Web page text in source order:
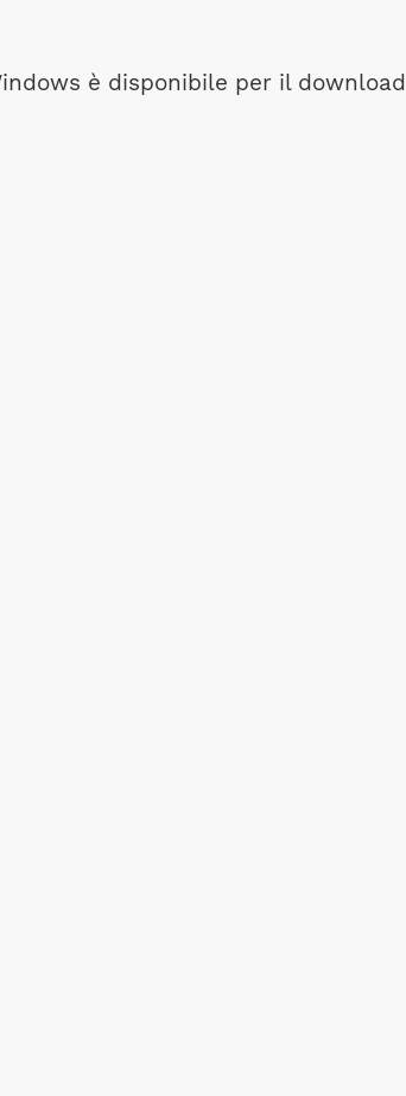
è disponibile per il download